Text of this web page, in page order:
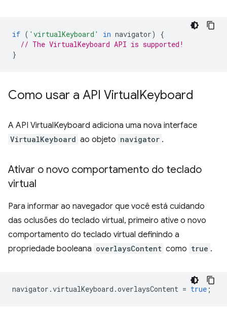
if ( 'virtualKeyboard' in navigator)
{
// The VirtualKeyboard API is supported!
}
Como usar a API VirtualKeyboard
A API VirtualKeyboard adiciona uma nova interface
VirtualKeyboard ao objeto navigator .
Ativar o novo comportamento do teclado
virtual
Para informar ao navegador que você está cuidando
das oclusões do teclado virtual, primeiro ative o novo
comportamento do teclado virtual definindo a
propriedade booleana overlaysContent como true .
navigator .virtualKeyboard .overlaysContent = true ;